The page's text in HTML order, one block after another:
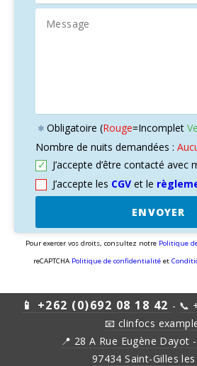
 Obligatoire (Rouge=Incomplet
Nombre de nuits demandées :
J’accepte d’être contacté avec
J’accepte les CGV et le
ENVOYER
Pour exercer vos droits, consultez notre Politique
reCAPTCHA Politique de confidentialité et
📱 +262 (0)692 08 18 42 - 📞
📧clinfocs
📍 28 A Rue Eugène Dayot
97434 Saint-Gilles